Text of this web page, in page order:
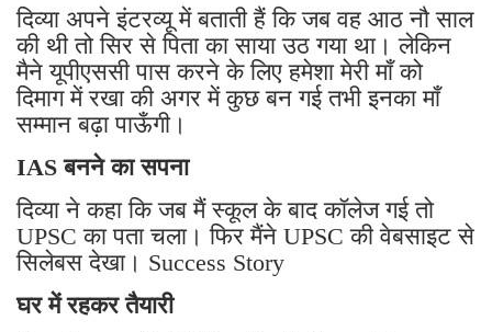
दिव्या अपने इंटरव्यू में बताती हैं कि जब वह आठ नौ साल
की थी तो सिर से पिता का साया उठ गया था। लेकिन
मैने यूपीएससी पास करने के लिए हमेशा मेरी माँ को
दिमाग में रखा की अगर में कुछ बन गई तभी इनका माँ
सम्मान बढ़ा पाऊँगी।
IAS बनने का सपना
दिव्या ने कहा कि जब मैं स्कूल के बाद कॉलेज गई तो
UPSC का पता चला। फिर मैंने UPSC की वेबसाइट से
सिलेबस देखा। Success Story
घर में रहकर तैयारी